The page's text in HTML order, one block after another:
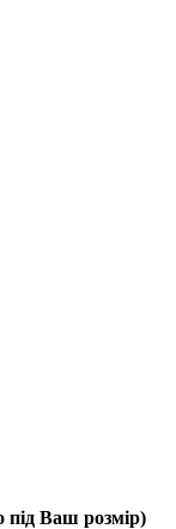
під Ваш розмір)